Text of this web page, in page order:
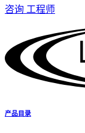
咨询 工程师
产品目录